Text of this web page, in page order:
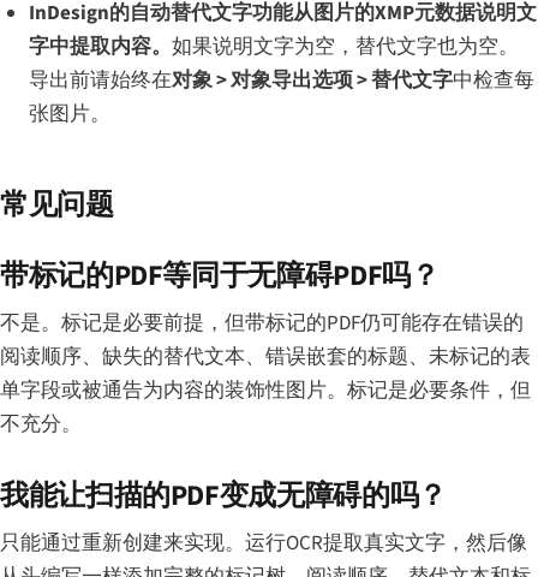
InDesign的自动替代文字功能从图片的XMP元数据说明文
字中提取内容。 如果说明文字为空，替代文字也为空。
导出前请始终在对象 > 对象导出选项 > 替代文字中检查每
张图片。
常见问题
带标记的PDF等同于无障碍PDF吗？
不是。标记是必要前提，但带标记的PDF仍可能存在错误的
阅读顺序、缺失的替代文本、错误嵌套的标题、未标记的表
单字段或被通告为内容的装饰性图片。标记是必要条件，但
不充分。
我能让扫描的PDF变成无障碍的吗？
只能通过重新创建来实现。运行OCR提取真实文字，然后像